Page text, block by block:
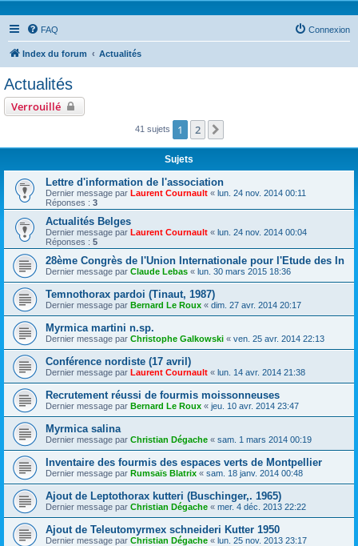
FAQ Connexion
Index du forum Actualités
Actualités
Verrouillé
41 sujets 1 2
Sujets
Lettre d'information de l'association
Dernier message par Laurent Cournault « lun. 24 nov. 2014 00:11
Réponses : 3
Actualités Belges
Dernier message par Laurent Cournault « lun. 24 nov. 2014 00:04
Réponses : 5
28ème Congrès de l'Union Internationale pour l'Etude des In
Dernier message par Claude Lebas « lun. 30 mars 2015 18:36
Temnothorax pardoi (Tinaut, 1987)
Dernier message par Bernard Le Roux « dim. 27 avr. 2014 20:17
Myrmica martini n.sp.
Dernier message par Christophe Galkowski « ven. 25 avr. 2014 22:13
Conférence nordiste (17 avril)
Dernier message par Laurent Cournault « lun. 14 avr. 2014 21:38
Recrutement réussi de fourmis moissonneuses
Dernier message par Bernard Le Roux « jeu. 10 avr. 2014 23:47
Myrmica salina
Dernier message par Christian Dégache « sam. 1 mars 2014 00:19
Inventaire des fourmis des espaces verts de Montpellier
Dernier message par Rumsaïs Blatrix « sam. 18 janv. 2014 00:48
Ajout de Leptothorax kutteri (Buschinger,. 1965)
Dernier message par Christian Dégache « mer. 4 déc. 2013 22:22
Ajout de Teleutomyrmex schneideri Kutter 1950
Dernier message par Christian Dégache « lun. 25 nov. 2013 23:17